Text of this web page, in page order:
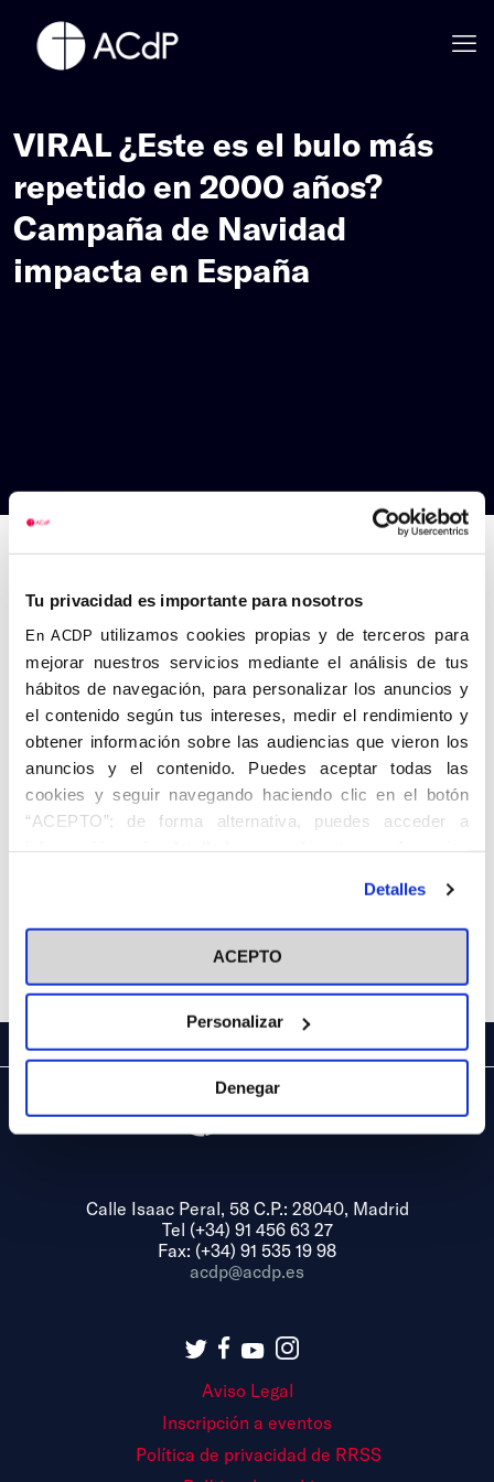
Tu privacidad es importante para nosotros
En ACDP utilizamos cookies propias y de terceros para
mejorar nuestros servicios mediante el análisis de tus
hábitos de navegación, para personalizar los anuncios y
el contenido según tus intereses, medir el rendimiento y
obtener información sobre las audiencias que vieron los
anuncios y el contenido. Puedes aceptar todas las
cookies y seguir navegando haciendo clic en el botón
“ACEPTO”; de forma alternativa, puedes acceder a
información más detallada y cambiar tus preferencias
en el botón "Personalizar". Para más información puedes
visitar nuestra Política de Cookies
Detalles
ACEPTO
Personalizar
Denegar
VIRAL ¿Este es el bulo más
repetido en 2000 años?
Campaña de Navidad
impacta en España
Calle Isaac Peral, 58 C.P.: 28040, Madrid
Tel (+34) 91 456 63 27
Fax: (+34) 91 535 19 98
acdp@acdp.es
Aviso Legal
Inscripción a eventos
Política de privacidad de RRSS